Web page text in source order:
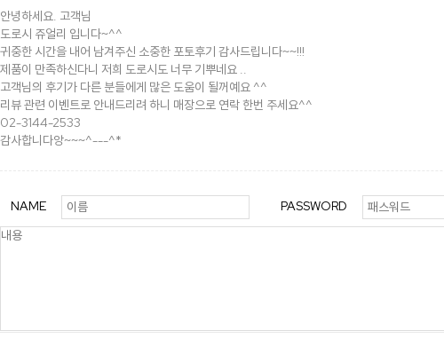
랩다이아몬드 모이시나이트
안녕하세요. 고객님
도로시 쥬얼리 입니다~^^
귀중한 시간을 내어 남겨주신 소중한 포토후기 감사드립니다~~!!!
제품이 만족하신다니 저희 도로시도 너무 기뿌네요 ..
고객님의 후기가 다른 분들에게 많은 도움이 될꺼예요 ^^
리뷰 관련 이벤트로 안내드리려 하니 매장으로 연락 한번 주세요^^
02-3144-2533
감사합니다앙~~~^---^*
NAME PASSWORD